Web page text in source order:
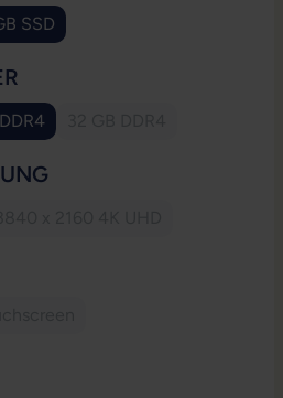
nicht verfügbar.)
SSD
nicht verfügbar.)